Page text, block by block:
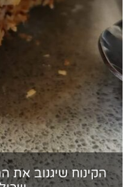
הקינוח שיגנוב את